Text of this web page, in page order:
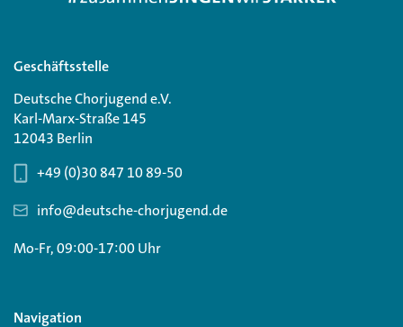
Geschäftsstelle
Deutsche Chorjugend e.V.
Karl-Marx-Straße 145
12043 Berlin
+49 (0)30 847 10 89-50
info@deutsche-chorjugend.de
Mo-Fr, 09:00-17:00 Uhr
Navigation